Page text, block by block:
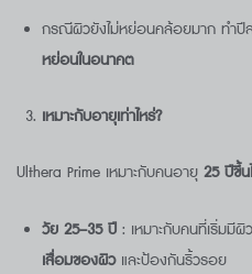
กรณีผิวยังไม่หย่อนคล้อยมาก ทำปี
หย่อนในอนาคต
เหมาะกับอายุเท่าไหร่?
Ulthera Prime เหมาะกับคนอายุ 25 ปีขึ้น
วัย 25–35ปี : เหมาะกับคนที่เริ่มมี
เสื่อมของผิวและป้องกันริ้วรอย